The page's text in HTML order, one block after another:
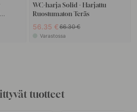
WC-harja Solid - Harjattu
Ruostumaton Teräs
56.35 € 66.30 €
Varastossa
tuotteet